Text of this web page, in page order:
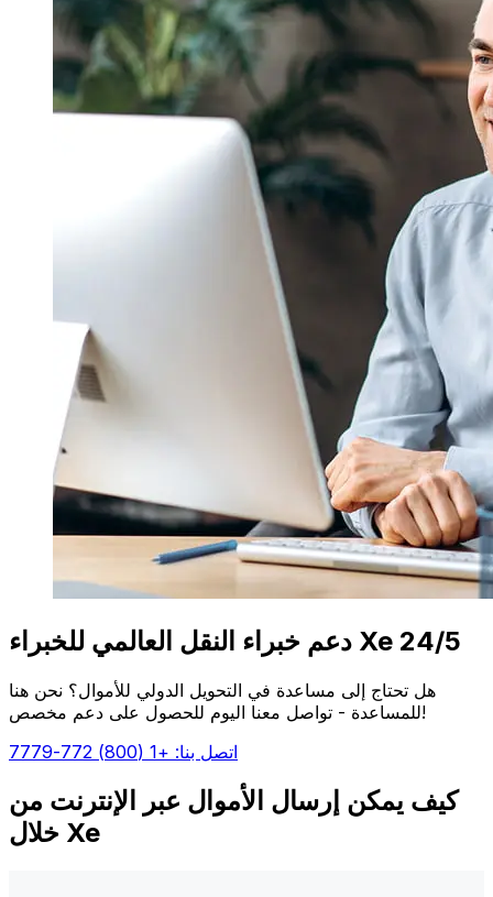
دعم خبراء النقل العالمي للخبراء Xe 24/5
هل تحتاج إلى مساعدة في التحويل الدولي للأموال؟ نحن هنا
للمساعدة - تواصل معنا اليوم للحصول على دعم مخصص!
اتصل بنا: +1 (800) 772-7779
كيف يمكن إرسال الأموال عبر الإنترنت من
خلال Xe